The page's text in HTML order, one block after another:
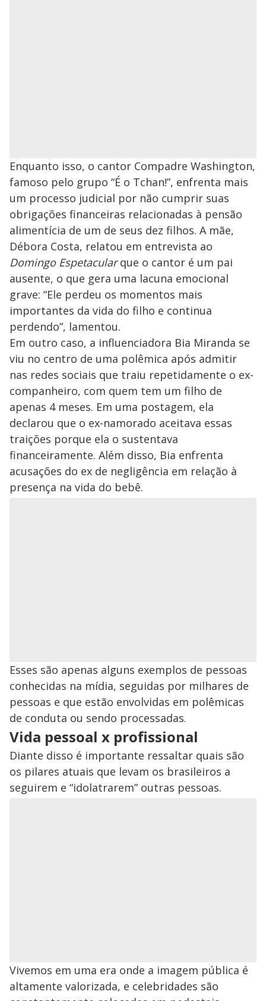
Enquanto isso, o cantor Compadre Washington,
famoso pelo grupo “É o Tchan!”, enfrenta mais
um processo judicial por não cumprir suas
obrigações financeiras relacionadas à pensão
alimentícia de um de seus dez filhos. A mãe,
Débora Costa, relatou em entrevista ao
Domingo Espetacularque o cantor é um pai
ausente, o que gera uma lacuna emocional
grave: “Ele perdeu os momentos mais
importantes da vida do filho e continua
perdendo”, lamentou.
Em outro caso, a influenciadora Bia Miranda se
viu no centro de uma polêmica após admitir
nas redes sociais que traiu repetidamente o ex-
companheiro, com quem tem um filho de
apenas 4 meses. Em uma postagem, ela
declarou que o ex-namorado aceitava essas
traições porque ela o sustentava
financeiramente. Além disso, Bia enfrenta
acusações do ex de negligência em relação à
presença na vida do bebê.
Esses são apenas alguns exemplos de pessoas
conhecidas na mídia, seguidas por milhares de
pessoas e que estão envolvidas em polêmicas
de conduta ou sendo processadas.
Vida pessoal x profissional
Diante disso é importante ressaltar quais são
os pilares atuais que levam os brasileiros a
seguirem e “idolatrarem” outras pessoas.
Vivemos em uma era onde a imagem pública é
altamente valorizada, e celebridades são